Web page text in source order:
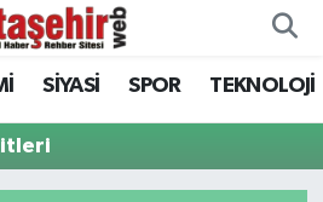
SİYASİ SPOR TEKNOLOJİ